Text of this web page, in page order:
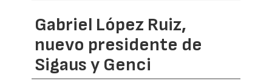
Gabriel López Ruiz,
nuevo presidente de
Sigaus y Genci